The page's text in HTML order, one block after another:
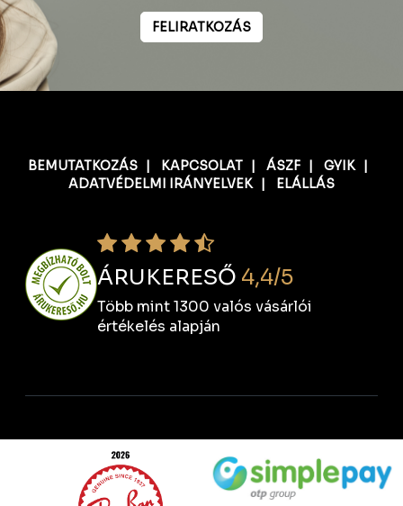
FELIRATKOZÁS
BEMUTATKOZÁS| KAPCSOLAT| ÁSZF| GYIK|
ADATVÉDELMI IRÁNYELVEK| ELÁLLÁS
ÁRUKERESŐ 4,4/5
Több mint 1300 valós vásárlói
értékelés alapján